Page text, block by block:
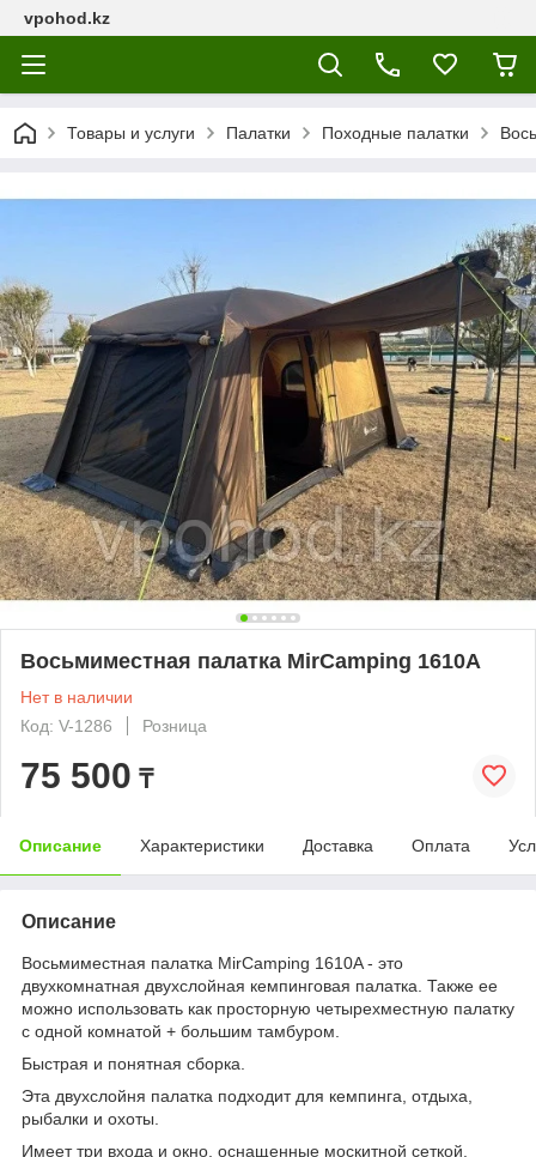
vpohod.kz
Товары и услуги Палатки Походные палатки
Восьмиместная палатка MirCamping 1610A
Нет в наличии
Код: V-1286
Розница
75 500 ₸
Описание Характеристики Доставка Оплата
Описание
Восьмиместная палатка MirCamping 1610A - это
двухкомнатная двухслойная кемпинговая палатка. Также ее
можно использовать как просторную четырехместную палатку
с одной комнатой + большим тамбуром.
Быстрая и понятная сборка.
Эта двухслойня палатка подходит для кемпинга, отдыха,
рыбалки и охоты.
Имеет три входа и окно, оснащенные москитной сеткой.